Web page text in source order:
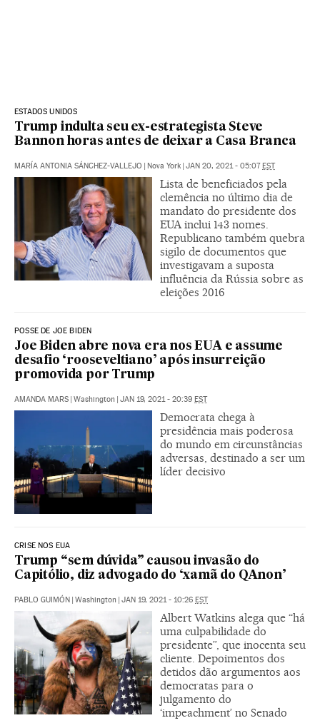
ESTADOS UNIDOS
Trump indulta seu ex-estrategista Steve
Bannon horas antes de deixar a Casa Branca
MARÍA ANTONIA SÁNCHEZ-VALLEJO | Nova York | JAN 20, 2021 - 05:07EST
Lista de beneficiados pela
clemência no último dia de
mandato do presidente dos
EUA inclui 143 nomes.
Republicano também quebra
sigilo de documentos que
investigavam a suposta
influência da Rússia sobre as
eleições 2016
POSSE DE JOE BIDEN
Joe Biden abre nova era nos EUA e assume
desafio ‘rooseveltiano’ após insurreição
promovida por Trump
AMANDA MARS | Washington | JAN 19, 2021 - 20:39 EST
Democrata chega à
presidência mais poderosa
do mundo em circunstâncias
adversas, destinado a ser um
líder decisivo
CRISE NOS EUA
Trump “sem dúvida” causou invasão do
Capitólio, diz advogado do ‘xamã do QAnon’
PABLO GUIMÓN | Washington | JAN 19, 2021 - 10:26 EST
Albert Watkins alega que “há
uma culpabilidade do
presidente”, que inocenta seu
cliente. Depoimentos dos
detidos dão argumentos aos
democratas para o
julgamento do
‘impeachment’ no Senado